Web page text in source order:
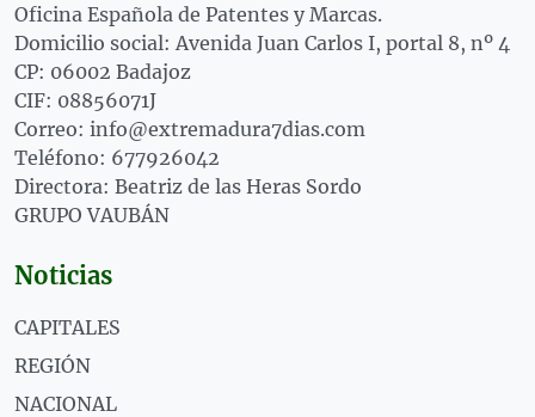
Oficina Española de Patentes y Marcas.
Domicilio social: Avenida Juan Carlos I, portal 8, nº 4
CP: 06002 Badajoz
CIF: 08856071J
Correo: info@extremadura7dias.com
Teléfono: 677926042
Directora: Beatriz de las Heras Sordo
GRUPO VAUBÁN
Noticias
CAPITALES
REGIÓN
NACIONAL